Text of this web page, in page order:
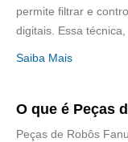
permite filtrar e
digitais. Essa
Saiba Mais
O que é Peças
Peças de Robôs